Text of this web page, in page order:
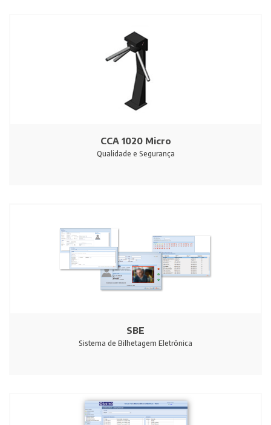
CCA 1020 Micro
Qualidade e Segurança
SBE
Sistema de Bilhetagem Eletrônica